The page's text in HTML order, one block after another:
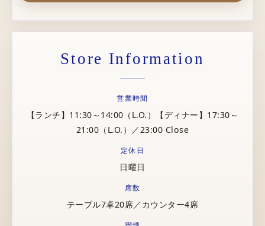
Store Information
営業時間
【ランチ】11:30～14:00（L.O.）【ディナー】17:30～
21:00（L.O.）／23:00 Close
定休日
日曜日
席数
テーブル7卓20席／カウンター4席